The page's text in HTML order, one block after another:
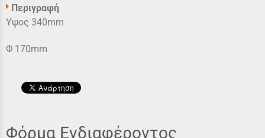
Περιγραφή
Υψος 340mm
Φ 170mm
Φόρμα Ενδιαφέροντος